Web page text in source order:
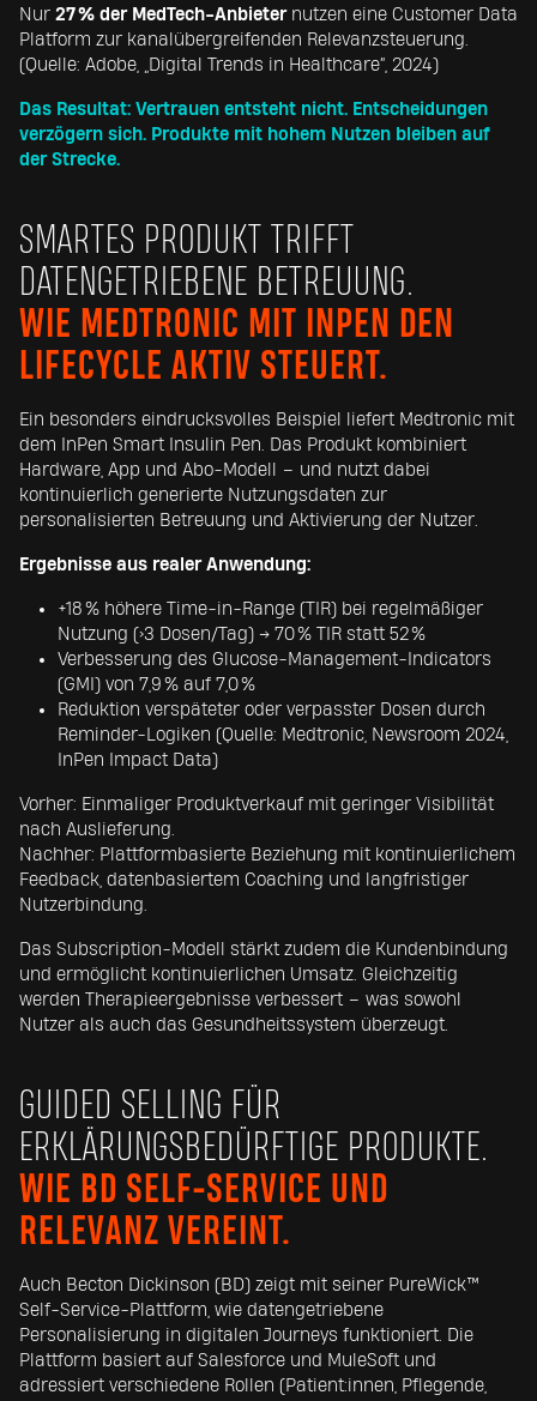
Nur 27 % der MedTech-Anbieternutzen eine Customer Data
Platform zur kanalübergreifenden Relevanzsteuerung.
(Quelle: Adobe, „Digital Trends in Healthcare“, 2024)
Das Resultat: Vertrauen entsteht nicht. Entscheidungen
verzögern sich. Produkte mit hohem Nutzen bleiben auf
der Strecke.
SMARTES PRODUKT TRIFFT
DATENGETRIEBENE BETREUUNG.
WIE MEDTRONIC MIT INPEN DEN
LIFECYCLE AKTIV STEUERT.
Ein besonders eindrucksvolles Beispiel liefert Medtronic mit
dem InPen Smart Insulin Pen. Das Produkt kombiniert
Hardware, App und Abo-Modell – und nutzt dabei
kontinuierlich generierte Nutzungsdaten zur
personalisierten Betreuung und Aktivierung der Nutzer.
Ergebnisse aus realer Anwendung:
+18 % höhere Time-in-Range (TIR) bei regelmäßiger
Nutzung (>3 Dosen/Tag) → 70 % TIR statt 52 %
Verbesserung des Glucose-Management-Indicators
(GMI) von 7,9 % auf 7,0 %
Reduktion verspäteter oder verpasster Dosen durch
Reminder-Logiken (Quelle: Medtronic, Newsroom 2024,
InPen Impact Data)
Vorher: Einmaliger Produktverkauf mit geringer Visibilität
nach Auslieferung.
Nachher: Plattformbasierte Beziehung mit kontinuierlichem
Feedback, datenbasiertem Coaching und langfristiger
Nutzerbindung.
Das Subscription-Modell stärkt zudem die Kundenbindung
und ermöglicht kontinuierlichen Umsatz. Gleichzeitig
werden Therapieergebnisse verbessert – was sowohl
Nutzer als auch das Gesundheitssystem überzeugt.
GUIDED SELLING FÜR
ERKLÄRUNGSBEDÜRFTIGE PRODUKTE.
WIE BD SELF-SERVICE UND
RELEVANZ VEREINT.
Auch Becton Dickinson (BD) zeigt mit seiner PureWick™
Self-Service-Plattform, wie datengetriebene
Personalisierung in digitalen Journeys funktioniert. Die
Plattform basiert auf Salesforce und MuleSoft und
adressiert verschiedene Rollen (Patient:innen, Pflegende,